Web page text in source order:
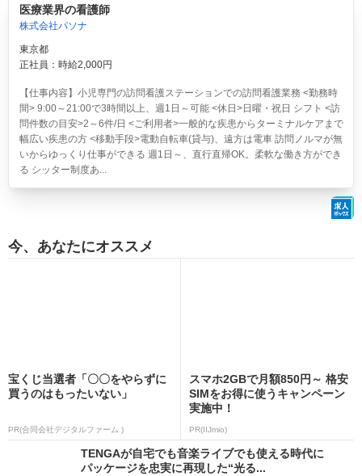
医療業界の看護師
株式会社パソナ
東京都
正社員：時給2,000円
【仕事内容】小児専門の訪問看護ステーションでの訪問看護業務 <勤務時
間> 9:00～21:00で3時間以上、週1日～可能 <休日>日曜・祝日 シフト <訪
問件数の目安>2～6件/日 <ご利用者>一般的な疾患からターミナルケアまで
幅広い疾患の方 <移動手段>電動自転車(貸与)、遠方は電車 訪問ノルマが無
いからゆっくり仕事ができる 週1日～、直行直帰OK。柔軟な働き方ができ
る シッター制度あ...
今、あなたにオススメ
宝くじ当選者「〇〇をやらずに
買うのはもったいない」
PR(合同会社デジタルファーム )
スマホ2GBで月額850円～ 格安
SIMをお得に使うキャンペーン
実施中！
PR(IIJmio)
TENGAが自宅でも音楽ライブでも使える時代に
パッケージを忠実に再現した“光る...